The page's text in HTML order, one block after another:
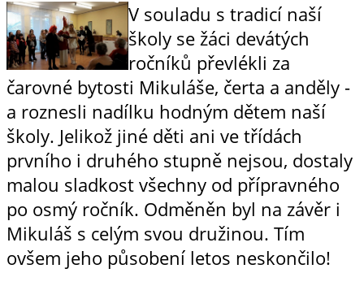
V souladu s tradicí naší
školy se žáci devátých
ročníků převlékli za
čarovné bytosti Mikuláše, čerta a anděly -
a roznesli nadílku hodným dětem naší
školy. Jelikož jiné děti ani ve třídách
prvního i druhého stupně nejsou, dostaly
malou sladkost všechny od přípravného
po osmý ročník. Odměněn byl na závěr i
Mikuláš s celým svou družinou. Tím
ovšem jeho působení letos neskončilo!